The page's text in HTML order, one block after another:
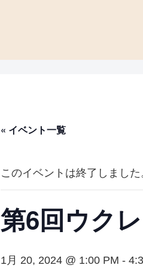
« イベント一覧
このイベントは終了しました
第6回ウク
1月 20, 2024 @ 1:00 PM -